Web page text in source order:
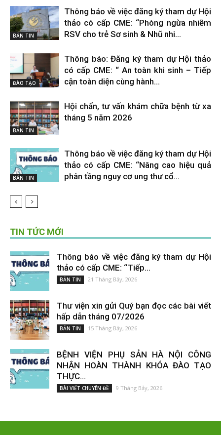
BẢN TIN
Thông báo về việc đăng ký tham dự Hội
thảo có cấp CME: “Phòng ngừa nhiễm
RSV cho trẻ Sơ sinh & Nhũ nhi...
ĐÀO TẠO
Thông báo: Đăng ký tham dự Hội thảo
có cấp CME: “ An toàn khi sinh – Tiếp
cận toàn diện cùng hành...
BẢN TIN
Hội chẩn, tư vấn khám chữa bệnh từ xa
tháng 5 năm 2026
BẢN TIN
Thông báo về việc đăng ký tham dự Hội
thảo có cấp CME: “Nâng cao hiệu quả
phân tầng nguy cơ ung thư cổ...
TIN TỨC MỚI
Thông báo về việc đăng ký tham dự Hội
thảo có cấp CME: “Tiếp...
BẢN TIN 21 Tháng Bảy, 2026
Thư viện xin gửi Quý bạn đọc các bài viết
hấp dẫn tháng 07/2026
BẢN TIN 15 Tháng Bảy, 2026
BỆNH VIỆN PHỤ SẢN HÀ NỘI CÔNG
NHẬN HOÀN THÀNH KHÓA ĐÀO TẠO
THỰC...
BÀI VIẾT CHUYÊN ĐỀ 9 Tháng Bảy, 2026